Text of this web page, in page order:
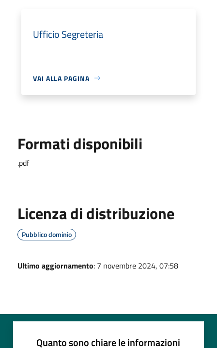
Ufficio Segreteria
VAI ALLA PAGINA
Formati disponibili
.pdf
Licenza di distribuzione
Pubblico dominio
Ultimo aggiornamento: 7 novembre 2024, 07:58
Quanto sono chiare le informazioni